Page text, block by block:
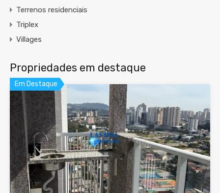
Terrenos residenciais
Triplex
Villages
Propriedades em destaque
Em Destaque